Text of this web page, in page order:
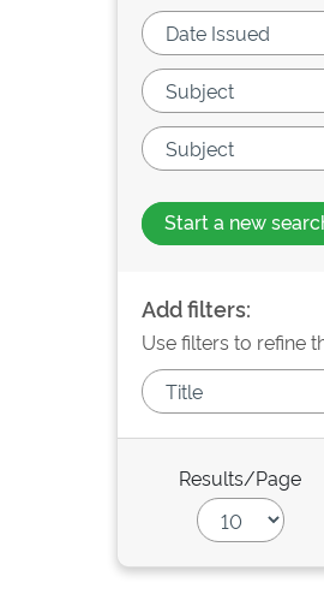
Start a new
Add filters:
Use filters to refine
Results/Page